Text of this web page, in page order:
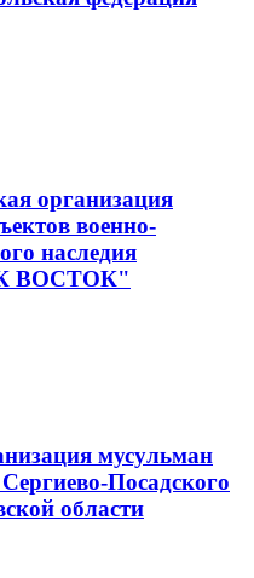
организация
военно-
наследия
ВОСТОК"
мусульман
Посадского
области